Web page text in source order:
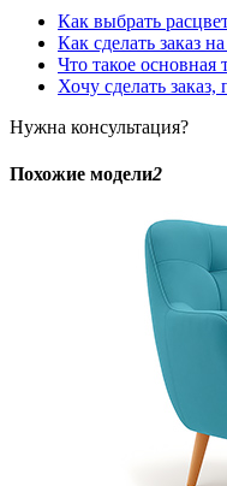
Как выбрать
Как сделать заказ
Что такое основная
Хочу сделать заказ,
Нужна консультация?
Похожие модели2